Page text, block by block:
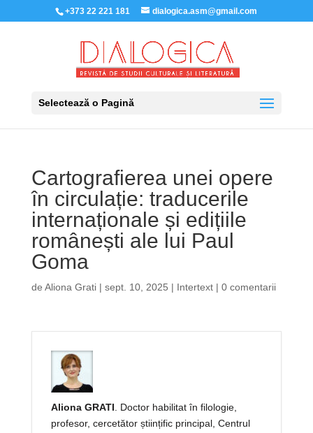
+373 22 221 181 dialogica.asm@gmail.com
Selectează o Pagină
Cartografierea unei opere
în circulație: traducerile
internaționale și edițiile
românești ale lui Paul
Goma
de Aliona Grati| sept. 10, 2025 | Intertext| 0 comentarii
Aliona GRATI . Doctor habilitat în filologie,
profesor, cercetător științific principal, Centrul